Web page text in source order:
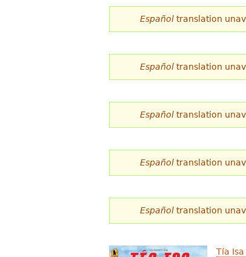
a
q
u
Español translation
Español translation
Español translation
Español translation
Español translation
Tía